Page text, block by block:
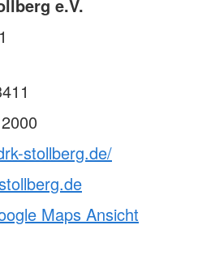
e.V.
stollberg.de/
Maps Ansicht